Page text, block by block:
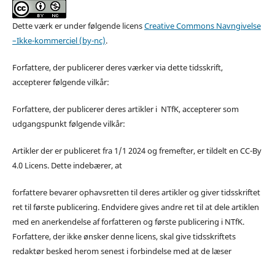
Dette værk er under følgende licensCreative Commons Navngivelse
–Ikke-kommerciel (by-nc).
Forfattere, der publicerer deres værker via dette tidsskrift,
accepterer følgende vilkår:
Forfattere, der publicerer deres artikler i NTfK, accepterer som
udgangspunkt følgende vilkår:
Artikler der er publiceret fra 1/1 2024 og fremefter, er tildelt en CC-By
4.0 Licens. Dette indebærer, at
forfattere bevarer ophavsretten til deres artikler og giver tidsskriftet
ret til første publicering. Endvidere gives andre ret til at dele artiklen
med en anerkendelse af forfatteren og første publicering i NTfK.
Forfattere, der ikke ønsker denne licens, skal give tidsskriftets
redaktør besked herom senest i forbindelse med at de læser